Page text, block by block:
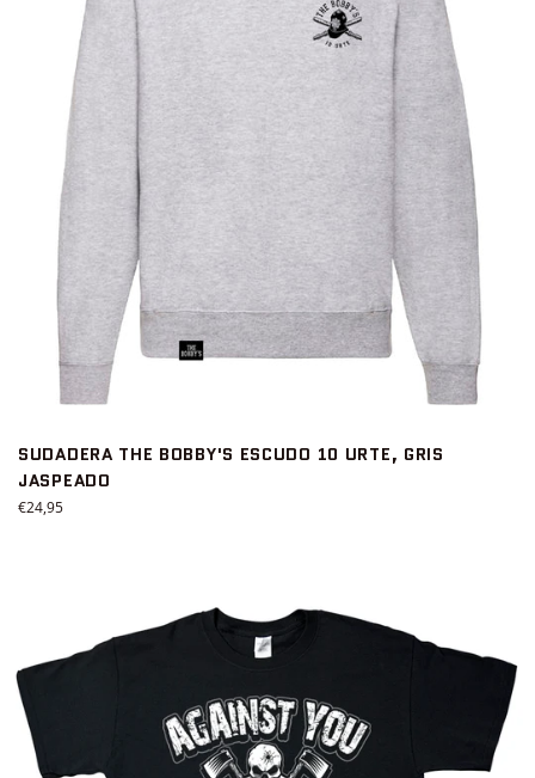
SUDADERA THE BOBBY'S ESCUDO 10 URTE, GRIS
JASPEADO
Precio
€24,95